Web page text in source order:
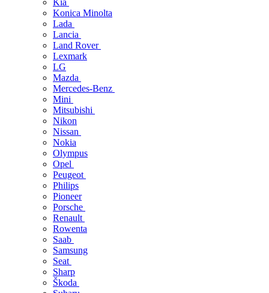
Kia
Konica Minolta
Lada
Lancia
Land Rover
Lexmark
LG
Mazda
Mercedes-Benz
Mini
Mitsubishi
Nikon
Nissan
Nokia
Olympus
Opel
Peugeot
Philips
Pioneer
Porsche
Renault
Rowenta
Saab
Samsung
Seat
Sharp
Škoda